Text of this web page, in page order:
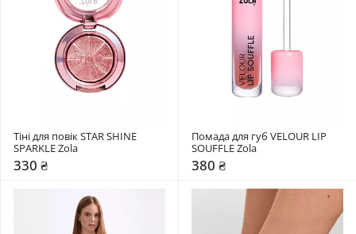
Тіні для повік STAR SHINE
SPARKLE Zola
330 ₴
Помада для губ VELOUR LIP
SOUFFLE Zola
380 ₴